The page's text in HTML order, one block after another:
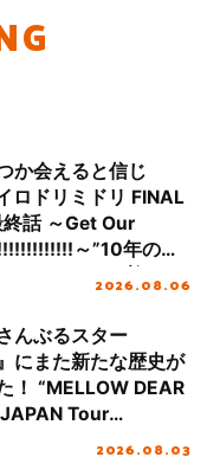
か会えると信じ
ロドリミドリ FINAL
終話 ～Get Our
～”10年の活
ファイナルを迎える
2026.08.06
んぶるスター
にまた新たな歴史が
！ “MELLOW DEAR
Tour
to meet YOU
2026.08.03